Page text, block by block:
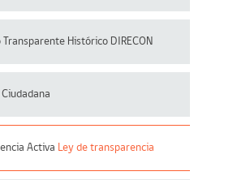
Histórico DIRECON
Activa Ley de transparencia